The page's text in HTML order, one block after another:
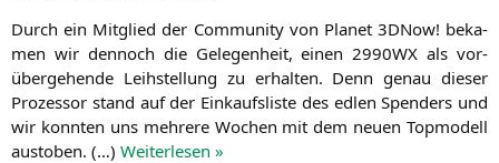
Durch ein Mit­glied der Com­mu­ni­ty von Pla­net 3DNow! beka­
men wir den­noch die Gele­gen­heit, einen 2990WX als vor­
über­ge­hen­de Leih­stel­lung zu erhal­ten. Denn genau die­ser
Pro­zes­sor stand auf der Ein­kaufs­lis­te des edlen Spen­ders und
wir konn­ten uns meh­re­re Wochen mit dem neu­en Top­mo­dell
aus­to­ben. (…) Wei­ter­le­sen »